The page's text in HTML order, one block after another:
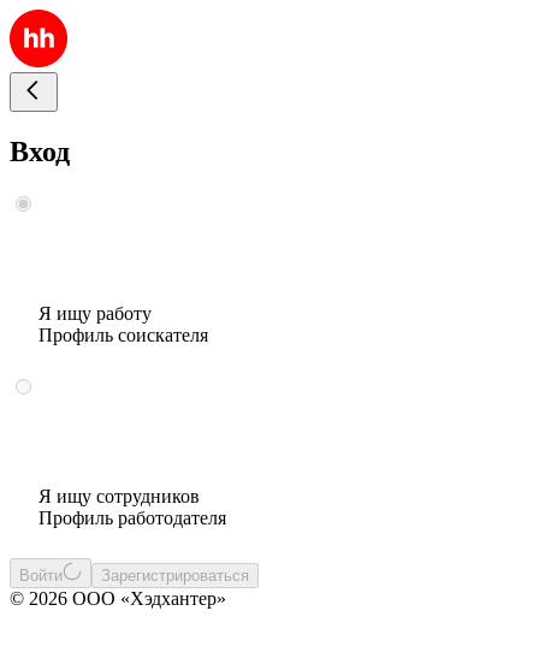
Вход
Я ищу работу
Профиль соискателя
Я ищу сотрудников
Профиль работодателя
Войти Зарегистрироваться
© 2026 ООО «Хэдхантер»